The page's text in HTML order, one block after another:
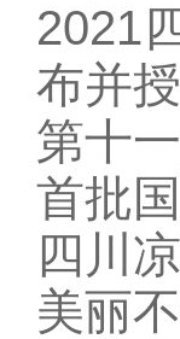
2021
布并
第十
首批
四川
美丽